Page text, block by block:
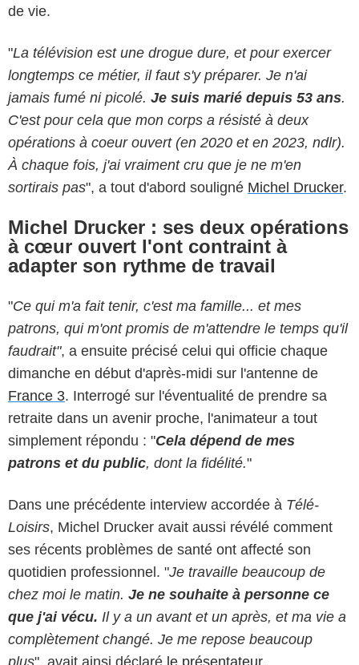
de vie.
"La télévision est une drogue dure, et pour exercer
longtemps ce métier, il faut s'y préparer. Je n'ai
jamais fumé ni picolé. Je suis marié depuis 53 ans.
C'est pour cela que mon corps a résisté à deux
opérations à coeur ouvert (en 2020 et en 2023, ndlr).
À chaque fois, j'ai vraiment cru que je ne m'en
sortirais pas", a tout d'abord souligné Michel Drucker.
Michel Drucker : ses deux opérations
à cœur ouvert l'ont contraint à
adapter son rythme de travail
"Ce qui m'a fait tenir, c'est ma famille... et mes
patrons, qui m'ont promis de m'attendre le temps qu'il
faudrait", a ensuite précisé celui qui officie chaque
dimanche en début d'après-midi sur l'antenne de
France 3. Interrogé sur l'éventualité de prendre sa
retraite dans un avenir proche, l'animateur a tout
simplement répondu : "Cela dépend de mes
patrons et du public, dont la fidélité."
Dans une précédente interview accordée à Télé-
Loisirs, Michel Drucker avait aussi révélé comment
ses récents problèmes de santé ont affecté son
quotidien professionnel. "Je travaille beaucoup de
chez moi le matin. Je ne souhaite à personne ce
que j'ai vécu. Il y a un avant et un après, et ma vie a
complètement changé. Je me repose beaucoup